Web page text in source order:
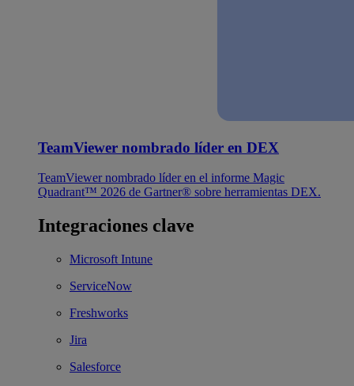
TeamViewer nombrado líder en DEX
TeamViewer nombrado líder en el informe Magic
Quadrant™ 2026 de Gartner® sobre herramientas DEX.
Integraciones clave
Microsoft Intune
ServiceNow
Freshworks
Jira
Salesforce